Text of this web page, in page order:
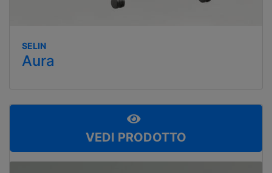
SELIN
Aura
VEDI PRODOTTO